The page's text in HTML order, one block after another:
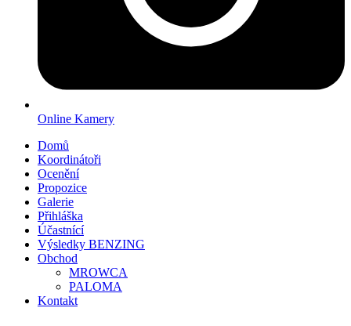
Online Kamery
Domů
Koordinátoři
Ocenění
Propozice
Galerie
Přihláška
Účastnící
Výsledky BENZING
Obchod
MROWCA
PALOMA
Kontakt